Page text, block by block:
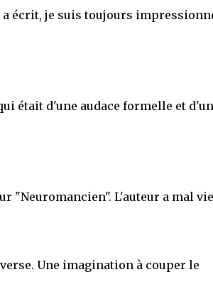
écrit, je suis toujours
était d'une audace formelle et
"Neuromancien". L'auteur a mal
Une imagination à couper le